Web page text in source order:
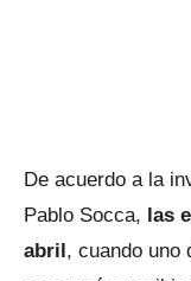
De acuerdo a la
Pablo Socca, las
abril, cuando uno